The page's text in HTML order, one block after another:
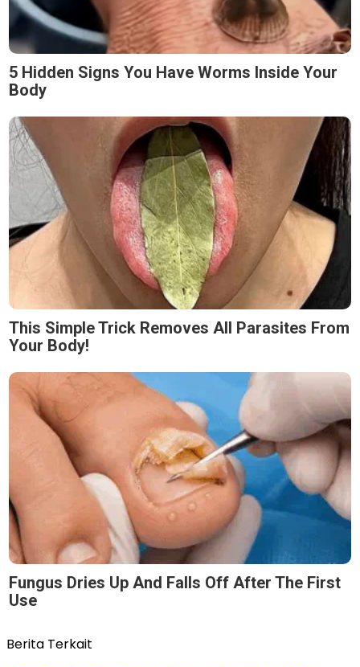
5 Hidden Signs You Have Worms Inside Your
Body
This Simple Trick Removes All Parasites From
Your Body!
Fungus Dries Up And Falls Off After The First
Use
Berita Terkait